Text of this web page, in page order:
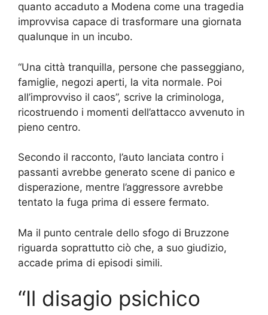
quanto accaduto a Modena come una tragedia
improvvisa capace di trasformare una giornata
qualunque in un incubo.
“Una città tranquilla, persone che passeggiano,
famiglie, negozi aperti, la vita normale. Poi
all’improvviso il caos”, scrive la criminologa,
ricostruendo i momenti dell’attacco avvenuto in
pieno centro.
Secondo il racconto, l’auto lanciata contro i
passanti avrebbe generato scene di panico e
disperazione, mentre l’aggressore avrebbe
tentato la fuga prima di essere fermato.
Ma il punto centrale dello sfogo di Bruzzone
riguarda soprattutto ciò che, a suo giudizio,
accade prima di episodi simili.
“Il disagio psichico